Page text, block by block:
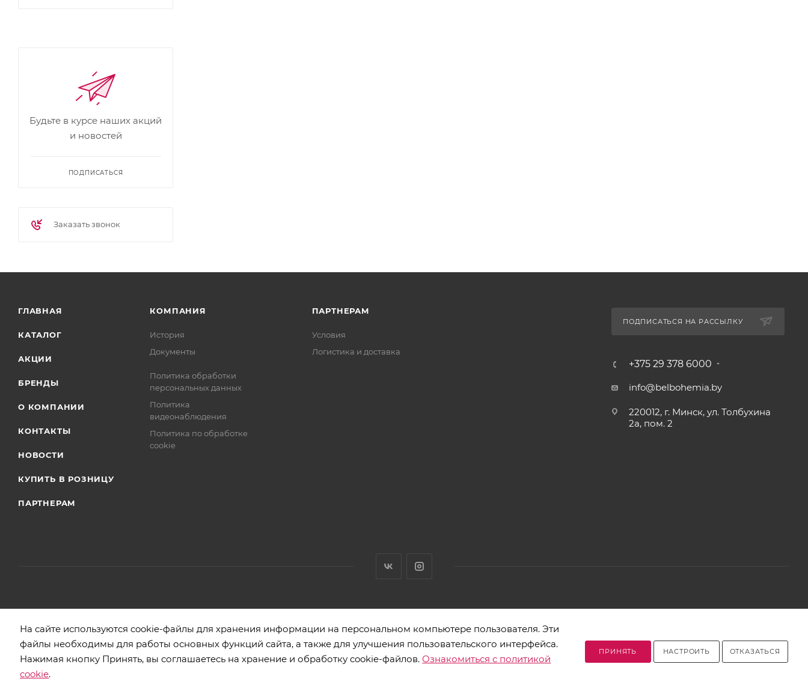
Будьте в курсе наших акций
и новостей
ПОДПИСАТЬСЯ
Заказать звонок
ГЛАВНАЯ
КАТАЛОГ
АКЦИИ
БРЕНДЫ
О КОМПАНИИ
КОНТАКТЫ
НОВОСТИ
КУПИТЬ В РОЗНИЦУ
ПАРТНЕРАМ
КОМПАНИЯ
История
Документы
Политика обработки
персональных данных
Политика
видеонаблюдения
Политика по обработке
cookie
ПАРТНЕРАМ
Условия
Логистика и доставка
ПОДПИСАТЬСЯ НА РАССЫЛКУ
+375 29 378 6000
info@belbohemia.by
220012, г. Минск, ул. Толбухина
2а, пом. 2
Разработано в Clickmedia
На сайте используются cookie-файлы для хранения информации на персональном компьютере пользователя. Эти
файлы необходимы для работы основных функций сайта, а также для улучшения пользовательского интерфейса.
Нажимая кнопку Принять, вы соглашаетесь на хранение и обработку cookie-файлов.Ознакомиться с политикой
cookie.
ПРИНЯТЬ НАСТРОИТЬ ОТКАЗАТЬСЯ